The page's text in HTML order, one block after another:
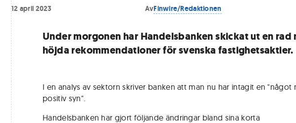
12 april 2023 AvFinwire/Redaktionen
Under morgonen har Handelsbanken skickat ut en rad
höjda rekommendationer för svenska fastighetsaktier.
I en analys av sektorn skriver banken att man nu har intagit en "något
positiv syn".
Handelsbanken har gjort följande ändringar bland sina korta